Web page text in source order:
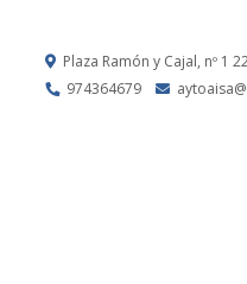
Plaza Ramón y Cajal, nº 1
974364679